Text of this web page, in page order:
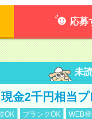
応募
未
金2千円相当
OK ブランクOK WEB